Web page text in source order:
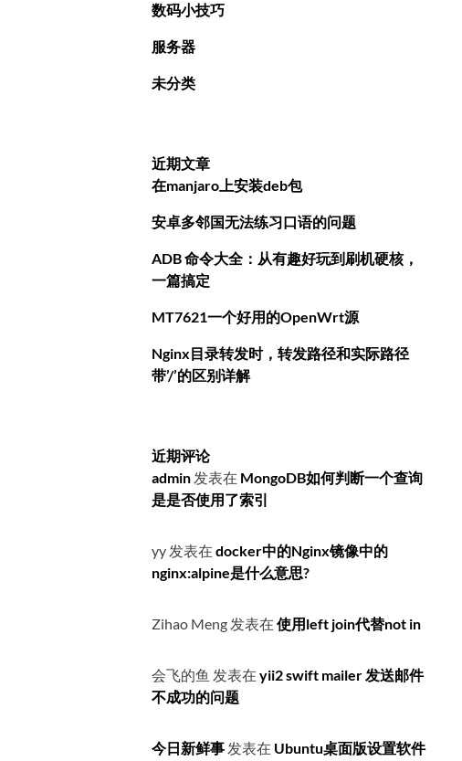
数码小技巧
服务器
未分类
近期文章
在manjaro上安装deb包
安卓多邻国无法练习口语的问题
ADB 命令大全：从有趣好玩到刷机硬核，
一篇搞定
MT7621一个好用的OpenWrt源
Nginx目录转发时，转发路径和实际路径
带’/’的区别详解
近期评论
admin 发表在 MongoDB如何判断一个查询
是是否使用了索引
yy 发表在 docker中的Nginx镜像中的
nginx:alpine是什么意思?
Zihao Meng 发表在 使用left join代替not in
会飞的鱼 发表在 yii2 swift mailer 发送邮件
不成功的问题
今日新鲜事 发表在 Ubuntu桌面版设置软件